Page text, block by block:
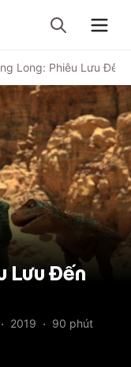
Long: Phiêu Lưu Đến
Lưu Đến
· 2019 · 90 phút